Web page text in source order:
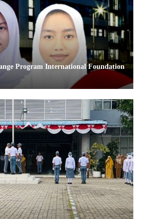
Program International Foundation